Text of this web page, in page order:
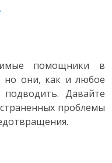
помощники в
но они, как и любое
подводить. Давайте
проблемы